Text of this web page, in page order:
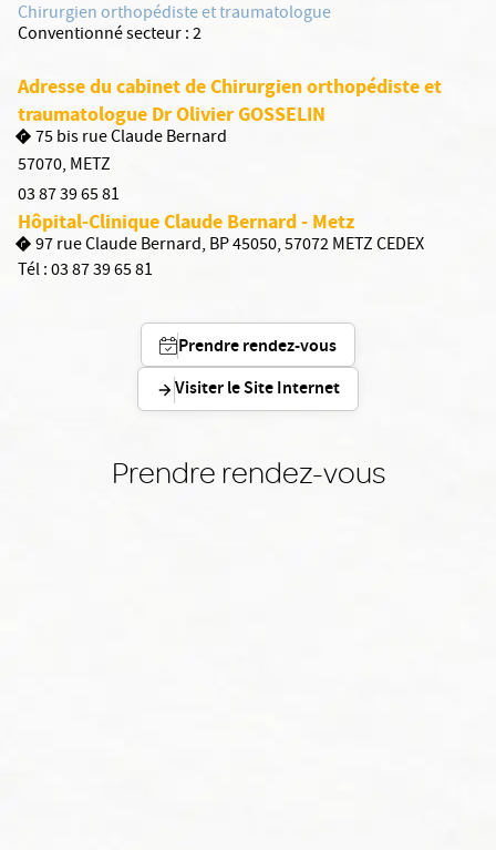
Chirurgien orthopédiste et traumatologue
Conventionné secteur :2
Adresse du cabinet de Chirurgien orthopédiste et
traumatologue Dr Olivier GOSSELIN
75 bis rue Claude Bernard
57070, METZ
03 87 39 65 81
Hôpital-Clinique Claude Bernard - Metz
97 rue Claude Bernard, BP 45050, 57072 METZ CEDEX
Tél :03 87 39 65 81
Prendre rendez-vous
Visiter le Site Internet
Prendre rendez-vous